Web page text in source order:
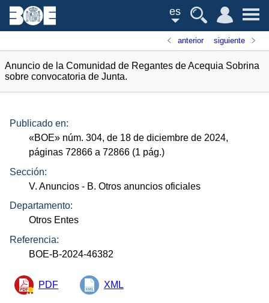
es
anterior siguiente
Anuncio de la Comunidad de Regantes de Acequia Sobrina
sobre convocatoria de Junta.
Publicado en:
«BOE» núm. 304, de 18 de diciembre de 2024,
páginas 72866 a 72866 (1 pág.)
Sección:
V. Anuncios - B. Otros anuncios oficiales
Departamento:
Otros Entes
Referencia:
BOE-B-2024-46382
PDF XML